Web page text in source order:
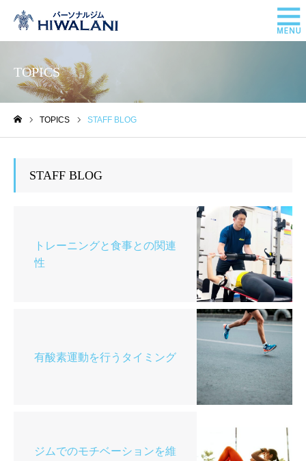
TOPICS
TOPICS STAFF BLOG
STAFF BLOG
トレーニングと食事との関連
性
有酸素運動を行うタイミング
ジムでのモチベーションを維